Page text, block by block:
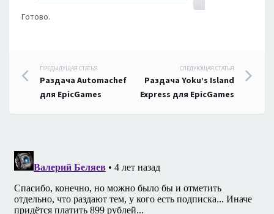
Готово.
Навигация
по
записям
ПРЕДЫДУЩАЯ СТАТЬЯ
Раздача Automachef
для EpicGames
СЛЕДУЮЩАЯ СТАТЬЯ
Раздача Yoku’s Island
Express для EpicGames